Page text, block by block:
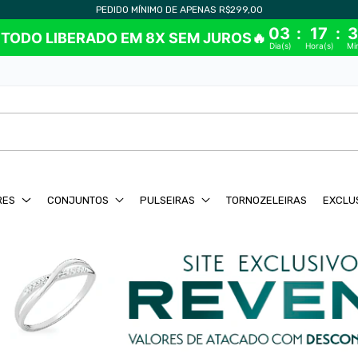
PARCELAMENTO EM ATÉ 4X SEM JUROS
LIBERADO EM 8X SEM JUROS🔥 03 : 17 :
Dia(s) Hora(s)
CONJUNTOS PULSEIRAS TORNOZELEIRAS